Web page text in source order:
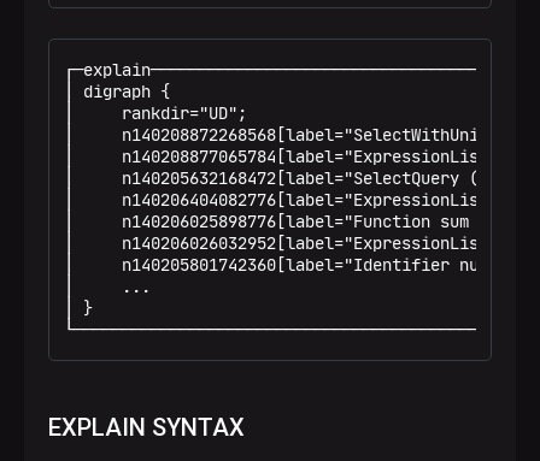
│ digraph {
│     rankdir="UD";
│
│
│
│
│     n140206025898776[label="Function sum
│
│     n140205801742360[label="Identifier
│     ...
│ }
EXPLAIN SYNTAX